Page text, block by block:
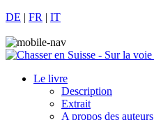
DE | FR | IT
Le livre
Description
Extrait
A propos des auteurs